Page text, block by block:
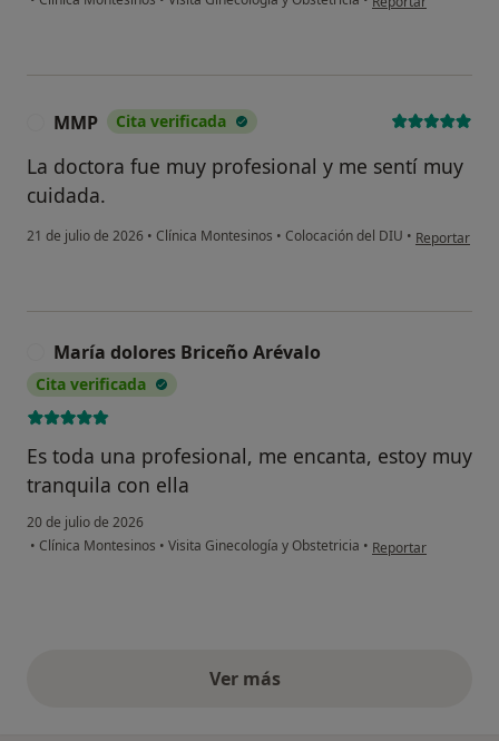
MMP Cita verificada
La doctora fue muy profesional y me sentí muy
cuidada.
21 de julio de 2026 • Clínica Montesinos • Colocación del DIU • en opinión
Reportar
María dolores Briceño Arévalo
Cita verificada
Es toda una profesional, me encanta, estoy muy
tranquila con ella
20 de julio de 2026
• Clínica Montesinos • Visita Ginecología y Obstetricia • en opinión del
Reportar
Ver másopiniones anteriores